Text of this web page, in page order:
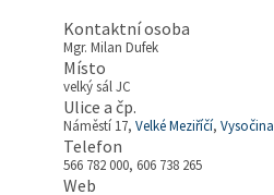
Kontaktní osoba
Mgr. Milan Dufek
Místo
velký sál JC
Ulice a čp.
Náměstí 17,Velké Meziříčí,Vysočina
Telefon
566 782 000, 606 738 265
Web